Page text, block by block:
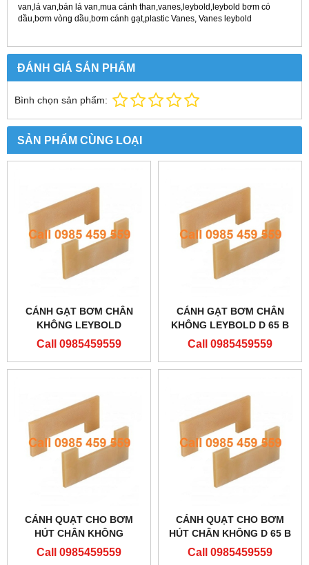
van,lá van,bán lá van,mua cánh than,vanes,leybold,leybold bơm có
dầu,bơm vòng dầu,bơm cánh gạt,plastic Vanes, Vanes leybold
ĐÁNH GIÁ SẢN PHẨM
Bình chọn sản phẩm:
SẢN PHẨM CÙNG LOẠI
CÁNH GẠT BƠM CHÂN
KHÔNG LEYBOLD
ES20010886
Call 0985459559
CÁNH GẠT BƠM CHÂN
KHÔNG LEYBOLD D 65 B
Call 0985459559
CÁNH QUẠT CHO BƠM
HÚT CHÂN KHÔNG
ES20010886
Call 0985459559
CÁNH QUẠT CHO BƠM
HÚT CHÂN KHÔNG D 65 B
Call 0985459559